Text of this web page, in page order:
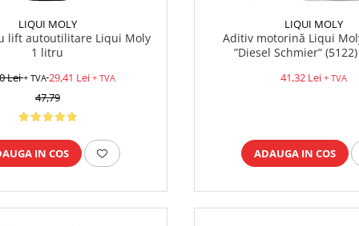
LIQUI MOLY
lift autoutilitare Liqui Moly
1 litru
Lei+ TVA 29,41 Lei + TVA
47,79
IN COS
LIQUI MOLY
Aditiv motorină Liqui
”Diesel Schmier”
41,32 Lei + TVA
ADAUGA IN COS